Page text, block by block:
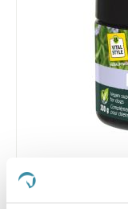
VitalStyle